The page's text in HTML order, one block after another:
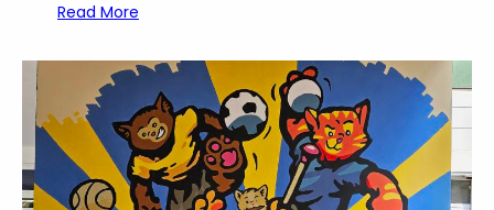
Read More
r
t
u
l
á